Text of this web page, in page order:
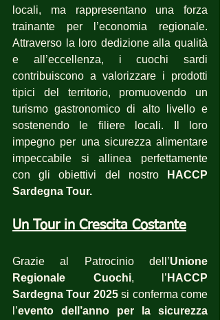
locali, ma rappresentano una forza
trainante per l’economia regionale.
Attraverso la loro dedizione alla qualità
e all’eccellenza, i cuochi sardi
contribuiscono a valorizzare i prodotti
tipici del territorio, promuovendo un
turismo gastronomico di alto livello e
sostenendo le filiere locali. Il loro
impegno per una sicurezza alimentare
impeccabile si allinea perfettamente
con gli obiettivi del nostro
HACCP
Sardegna Tour.
Un Tour in Crescita Costante
Grazie al Patrocinio dell’Unione
Regionale Cuochi, l’ HACCP
Sardegna Tour 2025 si conferma come
l’evento dell’anno per la sicurezza